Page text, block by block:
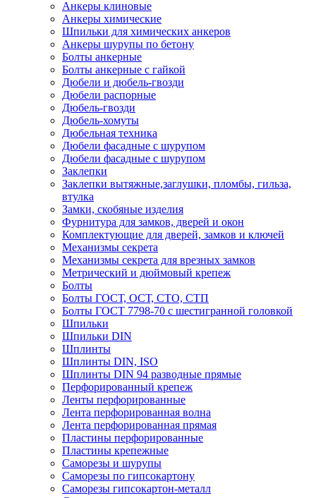
Анкеры клиновые
Анкеры химические
Шпильки для химических анкеров
Анкеры шурупы по бетону
Болты анкерные
Болты анкерные с гайкой
Дюбели и дюбель-гвозди
Дюбели распорные
Дюбель-гвозди
Дюбель-хомуты
Дюбельная техника
Дюбели фасадные с шурупом
Дюбели фасадные с шурупом
Заклепки
Заклепки вытяжные,заглушки, пломбы, гильза,
втулка
Замки, скобяные изделия
Фурнитура для замков, дверей и окон
Комплектующие для дверей, замков и ключей
Механизмы секрета
Механизмы секрета для врезных замков
Метрический и дюймовый крепеж
Болты
Болты ГОСТ, ОСТ, СТО, СТП
Болты ГОСТ 7798-70 с шестигранной головкой
Шпильки
Шпильки DIN
Шплинты
Шплинты DIN, ISO
Шплинты DIN 94 разводные прямые
Перфорированный крепеж
Ленты перфорированные
Лента перфорированная волна
Лента перфорированная прямая
Пластины перфорированные
Пластины крепежные
Саморезы и шурупы
Саморезы по гипсокартону
Саморезы гипсокартон-металл